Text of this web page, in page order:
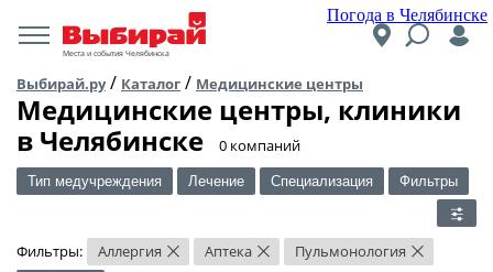
Погода в Челябинске
Места и события Челябинска
Выбирай.ру/ Каталог / Медицинские центры
Медицинские центры, клиники
в Челябинске
​0 компаний
Тип медучреждения Лечение Специализация Фильтры
Фильтры: Аллергия × Аптека × Пульмонология ×